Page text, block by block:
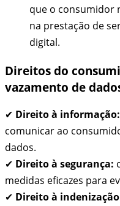
que o consumidor
na prestação de
digital.
Direitos do
vazamento de
✔ Direito à informação:
comunicar ao
dados.
✔ Direito à segurança:
medidas eficazes para
✔ Direito à